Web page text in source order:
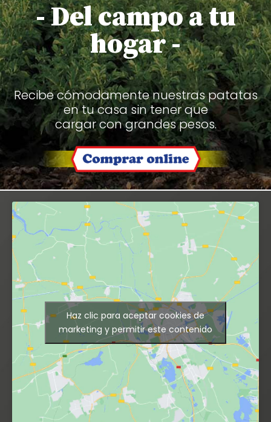
- Del campo a tu
hogar -
Recibe cómodamente nuestras patatas
en tu casa sin tener que
cargar con grandes pesos.
Haz clic para aceptar cookies de
marketing y permitir este contenido